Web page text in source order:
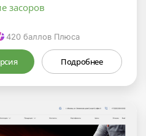
засоров
420баллов Плюса
Подробнее